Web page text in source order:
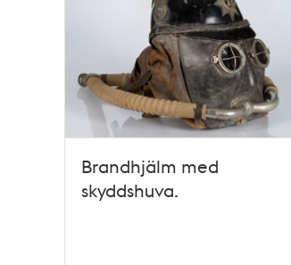
Brandhjälm med
skyddshuva.